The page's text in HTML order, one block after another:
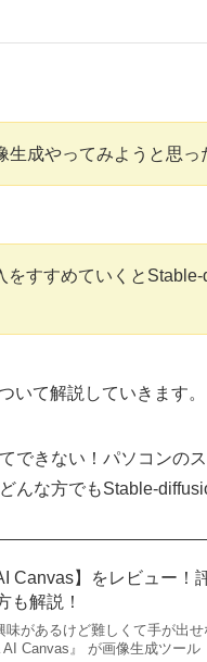
生成やってみようと思っ
をすすめていくと
いて解説していきます。
できない！パソコンの
んな方でもStable-
Canvas】をレビュー！
も解説！
味があるけど難しくて手が出
AI Canvas』 が画像生成ツー